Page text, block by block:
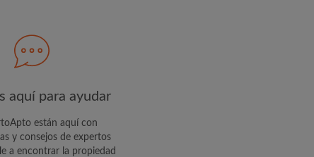
PERFIL
y actualizaciones de la
aquí para ayudar
están aquí con
y consejos de expertos
a encontrar la propiedad